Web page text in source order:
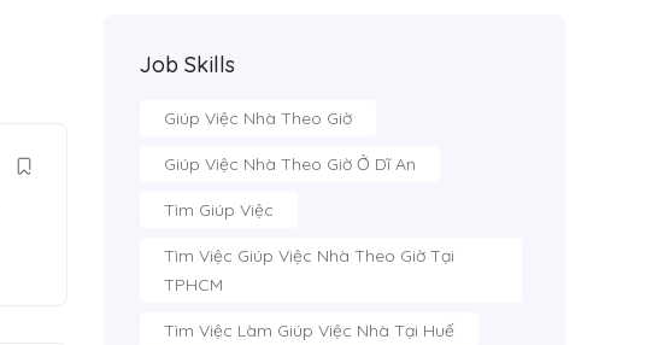
Job Skills
Giúp Việc Nhà Theo Giờ
Giúp Việc Nhà Theo Giờ Ở Dĩ An
Tìm Giúp Việc
Tìm Việc Giúp Việc Nhà Theo Giờ Tại
TPHCM
Tìm Việc Làm Giúp Việc Nhà Tại Huế